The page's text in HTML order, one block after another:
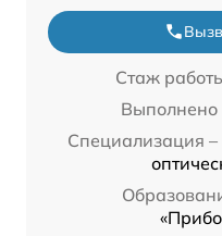
Стаж
Выполнено
Специализация –